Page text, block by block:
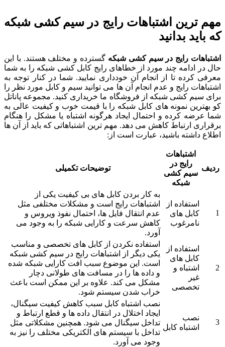
مهم ترین اشتباهات رایج در سیم کشی شبکه
که باید بدانید
اشتباهات رایج در سیم کشی شبکه گسترده و مختلف هستند. با این
حال در ادامه چند مورد از خطاهای رایج کابل کشی شبکه را به شما
معرفی کرده تا از انجام آن خودداری نمایید. شما در کنار توجه به
اشتباهات رایج و عدم انجام آن ها می‌ توانید سیم و کابل مورد نظر را
برای سیم کشی شبکه از فروشگاه ما خریداری کنید. مجموعه پاناتل
کو بهترین نمونه‌ های کابل شبکه را با قیمت خوب و کیفیت عالی به
شما عرضه کرده و احتمال ایجاد هرگونه اشتباه یا مشکل را هنگام
برقراری ارتباط کاهش می‌ دهد. مهم ترین اشتباهاتی که باید از آن ها
اطلاع داشته باشید، عبارت است از:
ردیف
اشتباهات
رایج در
سیم کشی
شبکه
توضیحات تکمیلی
1
استفاده از
کابل های
نامرغوب
به کار بردن کابل‌ های بی‌ کیفیت یکی از
اشتباهات رایج است و مشکلات مختلفی مثل
عدم انتقال فایل‌ ها، احتمال نفوذ ویروس و
کاهش سرعت و کارایی شبکه را به وجود می‌
آورد.
2
استفاده از
کابل های
اشتباه و
غیر
تخصصی
استفاده نکردن از کابل‌ های تخصصی و مناسب
یکی دیگر از اشتباهات رایج در سیم کشی شبکه
است. این موضوع سبب افت کارایی شبکه شده
و داده‌ ها را در مسافت‌ های طولانی دچار
مشکل می‌ کند. علاوه بر این ممکن است باعث
خراب شدن سیستم شود.
3
نصب
اشتباه کابل
نصب اشتباه کابل سبب کاهش کیفیت سیگنال،
ایجاد اختلال در انتقال داده‌ ها و قطع ارتباط و
تداخل سیگنال می‌ شود. همچنین مشکلاتی مثل
تداخل با سیستم‌ های الکتریکی مختلف را نیز به
وجود می‌ آورد.